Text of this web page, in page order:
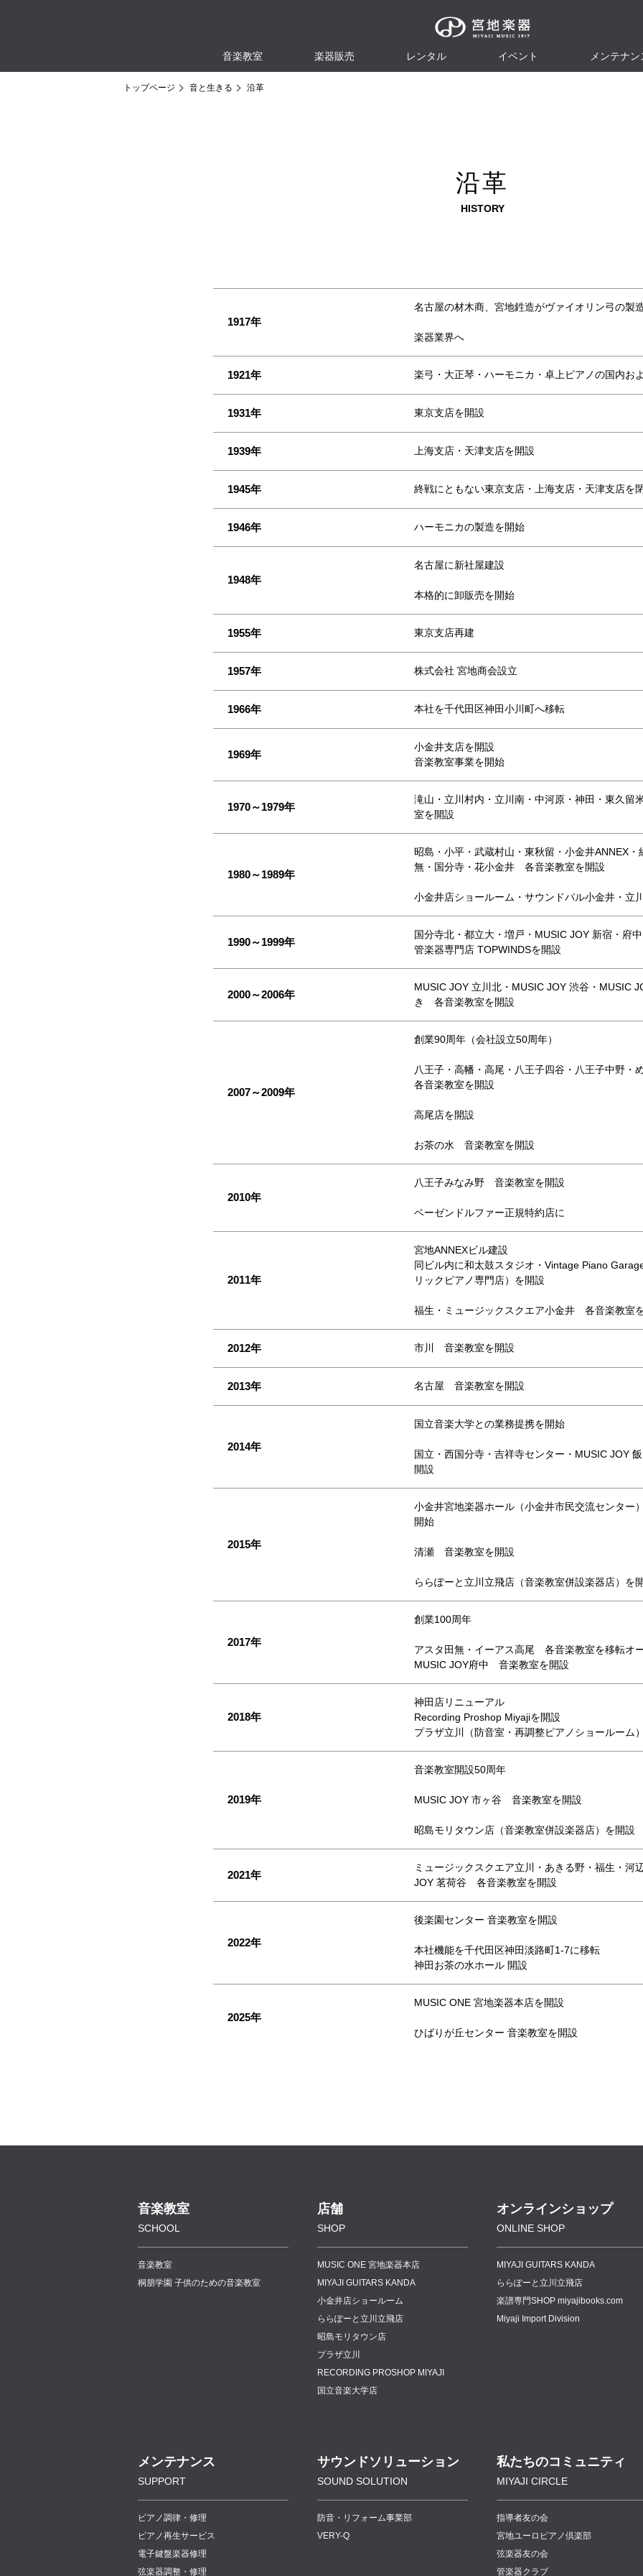
音楽教室 楽器販売 レンタル イベント メンテナン
トップページ 音と生きる 沿革
沿革
HISTORY
1917年
名古屋の材木商、宮地鉎造がヴァイオリン弓の製
楽器業界へ
1921年 楽弓・大正琴・ハーモニカ・卓上ピアノの国内お
1931年 東京支店を開設
1939年 上海支店・天津支店を開設
1945年 終戦にともない東京支店・上海支店・天津支店を
1946年 ハーモニカの製造を開始
1948年
名古屋に新社屋建設
本格的に卸販売を開始
1955年 東京支店再建
1957年 株式会社 宮地商会設立
1966年 本社を千代田区神田小川町へ移転
1969年
小金井支店を開設
音楽教室事業を開始
1970～1979年
滝山・立川村内・立川南・中河原・神田・東久
室を開設
1980～1989年
昭島・小平・武蔵村山・東秋留・小金井ANNEX・
無・国分寺・花小金井 各音楽教室を開設
小金井店ショールーム・サウンドパル小金井・
1990～1999年
国分寺北・都立大・増戸・MUSIC JOY 新宿・府
管楽器専門店 TOPWINDSを開設
2000～2006年
MUSIC JOY 立川北・MUSIC JOY 渋谷・MUSIC
き 各音楽教室を開設
2007～2009年
創業90周年（会社設立50周年）
八王子・高幡・高尾・八王子四谷・八王子中野・
各音楽教室を開設
高尾店を開設
お茶の水 音楽教室を開設
2010年
八王子みなみ野 音楽教室を開設
ベーゼンドルファー正規特約店に
2011年
宮地ANNEXビル建設
同ビル内に和太鼓スタジオ・Vintage Piano
リックピアノ専門店）を開設
福生・ミュージックスクエア小金井 各音楽教室
2012年 市川 音楽教室を開設
2013年 名古屋 音楽教室を開設
2014年
国立音楽大学との業務提携を開始
国立・西国分寺・吉祥寺センター・MUSIC JOY
開設
2015年
小金井宮地楽器ホール（小金井市民交流センター
開始
清瀬 音楽教室を開設
ららぽーと立川立飛店（音楽教室併設楽器店）を
2017年
創業100周年
アスタ田無・イーアス高尾 各音楽教室を移転オ
MUSIC JOY府中 音楽教室を開設
2018年
神田店リニューアル
Recording Proshop Miyajiを開設
プラザ立川（防音室・再調整ピアノショールーム
2019年
音楽教室開設50周年
MUSIC JOY 市ヶ谷 音楽教室を開設
昭島モリタウン店（音楽教室併設楽器店）を開設
2021年
ミュージックスクエア立川・あきる野・福生・河
JOY 茗荷谷 各音楽教室を開設
2022年
後楽園センター 音楽教室を開設
本社機能を千代田区神田淡路町1-7に移転
神田お茶の水ホール 開設
2025年
MUSIC ONE 宮地楽器本店を開設
ひばりが丘センター 音楽教室を開設
音楽教室
SCHOOL
音楽教室
桐朋学園 子供のための音楽教室
店舗
SHOP
MUSIC ONE 宮地楽器本店
MIYAJI GUITARS KANDA
小金井店ショールーム
ららぽーと立川立飛店
昭島モリタウン店
プラザ立川
RECORDING PROSHOP MIYAJI
国立音楽大学店
オンラインショップ
ONLINE SHOP
MIYAJI GUITARS KANDA
ららぽーと立川立飛店
楽譜専門SHOP miyajibooks.com
Miyaji Import Division
メンテナンス
SUPPORT
ピアノ調律・修理
ピアノ再生サービス
電子鍵盤楽器修理
弦楽器調整・修理
サウンドソリューション
SOUND SOLUTION
防音・リフォーム事業部
VERY-Q
私たちのコミュニティ
MIYAJI CIRCLE
指導者友の会
宮地ユーロピアノ倶楽部
弦楽器友の会
管楽器クラブ